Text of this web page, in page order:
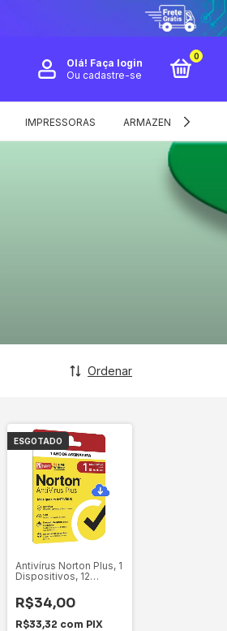
Olá! Faça login
Ou cadastre-se
0
IMPRESSORAS ARMAZENAMENTO E
Ordenar
ESGOTADO
Antivírus Norton Plus, 1
Dispositivos, 12
Download, 21430742
R$34,00
R$33,32 com PIX